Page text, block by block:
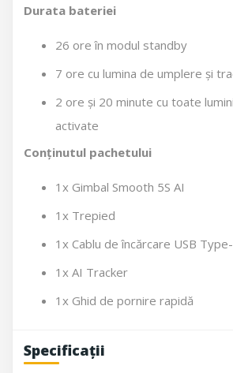
Durata bateriei
26 ore în modul standby
7 ore cu lumina de umplere și
2 ore și 20 minute cu toate
activate
Conținutul pachetului
1x Gimbal Smooth 5S AI
1x Trepied
1x Cablu de încărcare USB
1x AI Tracker
1x Ghid de pornire rapidă
Specificații